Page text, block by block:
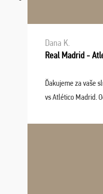
Dana K.
Real Madrid -
Ďakujeme za vaše
vs Atlético Madrid.
spokojnosti.